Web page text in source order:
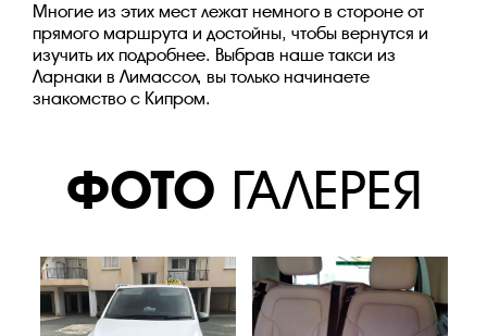
ФОТО ГАЛЕРЕЯ
Многие из этих мест лежат немного в стороне от
прямого маршрута и достойны, чтобы вернутся и
изучить их подробнее. Выбрав наше такси из
Ларнаки в Лимассол, вы только начинаете
знакомство с Кипром.